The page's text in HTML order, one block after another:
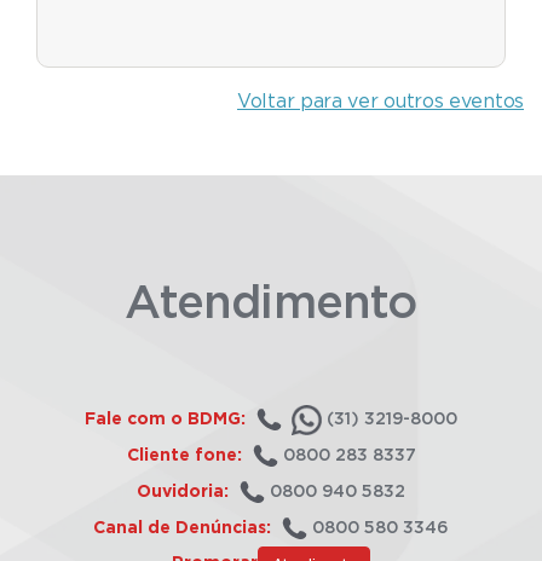
Voltar para ver outros eventos
Atendimento
Fale com o BDMG: (31) 3219-8000
Cliente fone: 0800 283 8337
Ouvidoria: 0800 940 5832
Canal de Denúncias: 0800 580 3346